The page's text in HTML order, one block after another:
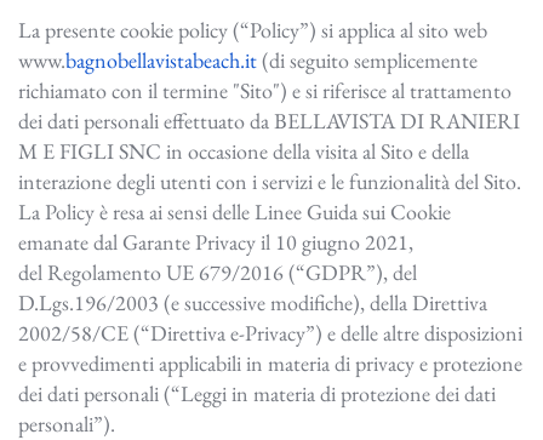
La presente cookie policy (“Policy”) si applica al sito web
www.bagnobellavistabeach.it(di seguito semplicemente
richiamato con il termine "Sito") e si riferisce al trattamento
dei dati personali effettuato da BELLAVISTA DI RANIERI
M E FIGLI SNC in occasione della visita al Sito e della
interazione degli utenti con i servizi e le funzionalità del Sito.
La Policy è resa ai sensi delle Linee Guida sui Cookie
emanate dal Garante Privacy il 10 giugno 2021,
del Regolamento UE 679/2016 (“GDPR”), del
D.Lgs.196/2003 (e successive modifiche), della Direttiva
2002/58/CE (“Direttiva e-Privacy”) e delle altre disposizioni
e provvedimenti applicabili in materia di privacy e protezione
dei dati personali (“Leggi in materia di protezione dei dati
personali”).